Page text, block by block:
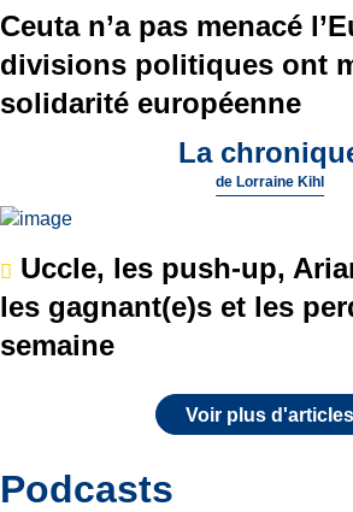
Ceuta n’a pas menacé
divisions politiques ont
solidarité européenne
La
de Lorraine Kihl
Uccle, les push-up,
les gagnant(e)s et les
semaine
Voir plus d'articles
Podcasts